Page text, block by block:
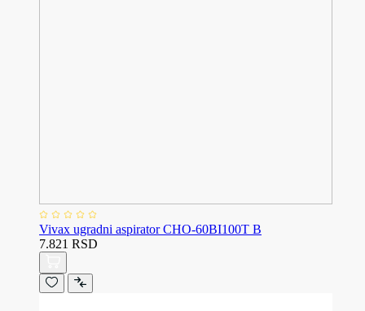
Vivax ugradni aspirator CHO-60BI100T B
7.821 RSD